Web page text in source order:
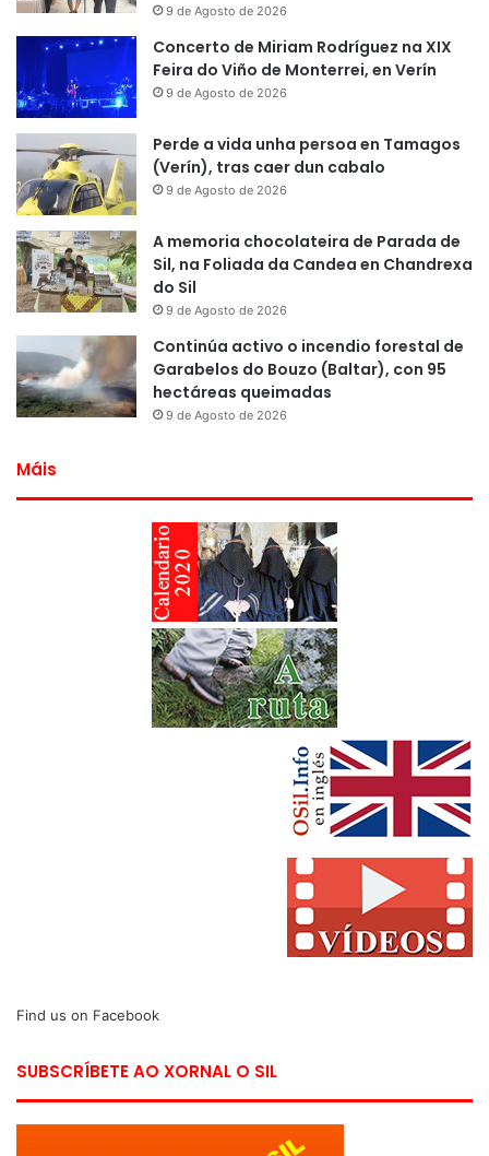
9 de Agosto de 2026
Concerto de Miriam Rodríguez na XIX
Feira do Viño de Monterrei, en Verín
9 de Agosto de 2026
Perde a vida unha persoa en Tamagos
(Verín), tras caer dun cabalo
9 de Agosto de 2026
A memoria chocolateira de Parada de
Sil, na Foliada da Candea en Chandrexa
do Sil
9 de Agosto de 2026
Continúa activo o incendio forestal de
Garabelos do Bouzo (Baltar), con 95
hectáreas queimadas
9 de Agosto de 2026
Máis
Find us on Facebook
SUBSCRÍBETE AO XORNAL O SIL